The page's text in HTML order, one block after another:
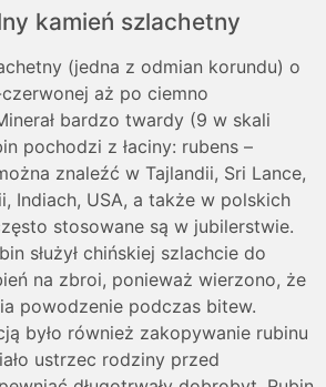
kamień szlachetny
(jedna z odmian korundu) o
aż po ciemno
bardzo twardy (9 w skali
pochodzi z łaciny: rubens –
znaleźć w Tajlandii, Sri Lance,
Indiach, USA, a także w polskich
stosowane są w jubilerstwie.
służył chińskiej szlachcie do
na zbroi, ponieważ wierzono, że
powodzenie podczas bitew.
było również zakopywanie rubinu
ustrzec rodziny przed